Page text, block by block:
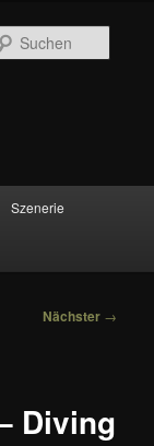
Szenerie
Nächster →
Diving